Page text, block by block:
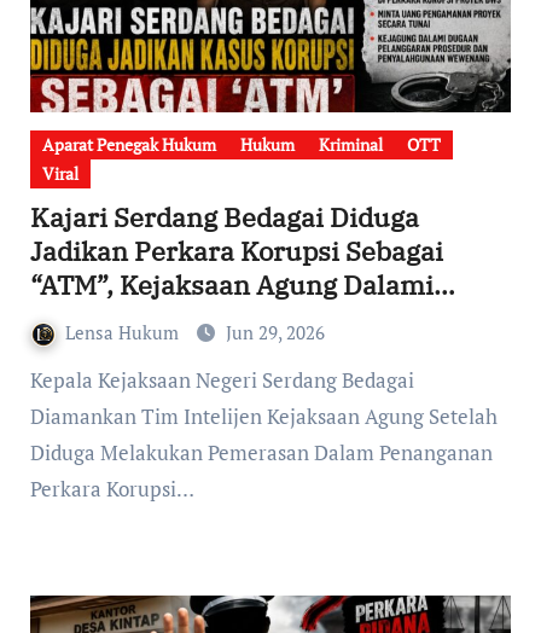
Aparat Penegak Hukum Hukum Kriminal
OTT
Viral
Kajari Serdang Bedagai Diduga
Jadikan Perkara Korupsi Sebagai
“ATM”, Kejaksaan Agung Dalami
Dugaan Pemerasan Dan
Penyalahgunaan Wewenang
Lensa Hukum Jun 29, 2026
Kepala Kejaksaan Negeri Serdang Bedagai
Diamankan Tim Intelijen Kejaksaan Agung Setelah
Diduga Melakukan Pemerasan Dalam Penanganan
Perkara Korupsi…